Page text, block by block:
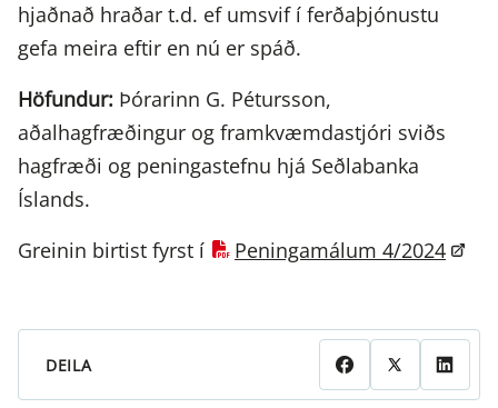
hjaðnað hraðar t.d. ef umsvif í ferðaþjónustu
gefa meira eftir en nú er spáð.
Höfundur: Þórarinn G. Pétursson,
aðalhagfræðingur og framkvæmdastjóri sviðs
hagfræði og peningastefnu hjá Seðlabanka
Íslands.
Greinin birtist fyrst í
Peningamálum 4/2024
DEILA